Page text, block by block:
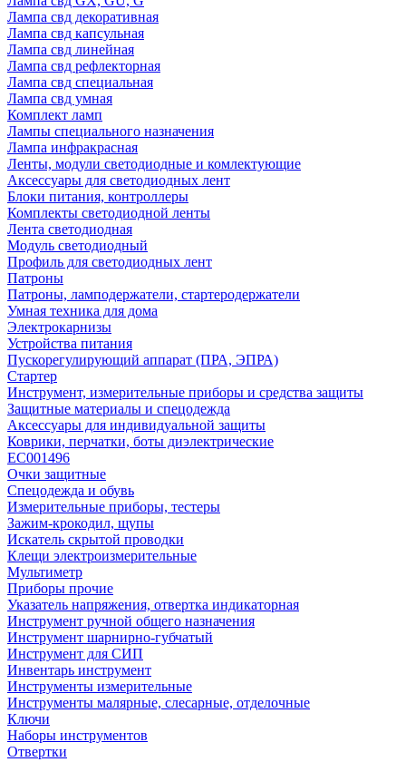
Лампа свд декоративная
Лампа свд капсульная
Лампа свд линейная
Лампа свд рефлекторная
Лампа свд специальная
Лампа свд умная
Комплект ламп
Лампы специального назначения
Лампа инфракрасная
Ленты, модули светодиодные и комлектующие
Аксессуары для светодиодных лент
Блоки питания, контроллеры
Комплекты светодиодной ленты
Лента светодиодная
Модуль светодиодный
Профиль для светодиодных лент
Патроны
Патроны, ламподержатели, стартеродержатели
Умная техника для дома
Электрокарнизы
Устройства питания
Пускорегулирующий аппарат (ПРА, ЭПРА)
Стартер
Инструмент, измерительные приборы и средства защиты
Защитные материалы и спецодежда
Аксессуары для индивидуальной защиты
Коврики, перчатки, боты диэлектрические
EC001496
Очки защитные
Спецодежда и обувь
Измерительные приборы, тестеры
Зажим-крокодил, щупы
Искатель скрытой проводки
Клещи электроизмерительные
Мультиметр
Приборы прочие
Указатель напряжения, отвертка индикаторная
Инструмент ручной общего назначения
Инструмент шарнирно-губчатый
Инструмент для СИП
Инвентарь инструмент
Инструменты измерительные
Инструменты малярные, слесарные, отделочные
Ключи
Наборы инструментов
Отвертки